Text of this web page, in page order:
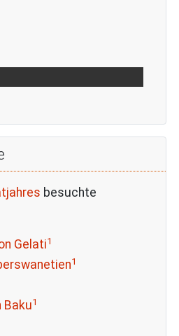
besuchte
Gelati1
1
Baku1